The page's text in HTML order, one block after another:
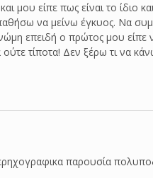
μου είπε πως είναι το ίδιο
να μείνω έγκυος. Να
επειδή ο πρώτος μου
τίποτα! Δεν ξέρω τι να
παρουσία